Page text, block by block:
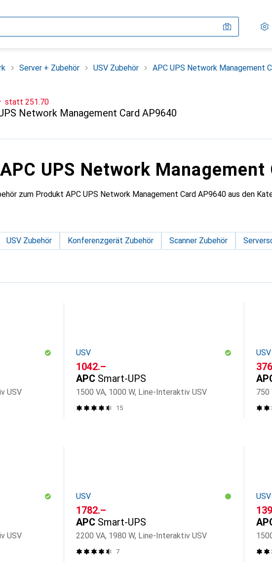
Server + Zubehör USV Zubehör APC UPS Network Management
statt CHF
251.70
Network Management Card AP9640
UPS Network Management
zum Produkt APC UPS Network Management Card AP9640 aus den
USV Zubehör Konferenzgerät Zubehör Scanner Zubehör
USV
USV
CHF
1042.–
APC Smart-UPS
1500 VA, 1000 W, Line-Interaktiv USV
15
USV
750
USV
USV
CHF
1782.–
APC Smart-UPS
2200 VA, 1980 W, Line-Interaktiv USV
7
USV